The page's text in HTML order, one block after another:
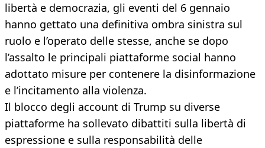
libertà e democrazia, gli eventi del 6 gennaio
hanno gettato una definitiva ombra sinistra sul
ruolo e l’operato delle stesse, anche se dopo
l’assalto le principali piattaforme social hanno
adottato misure per contenere la disinformazione
e l’incitamento alla violenza.
Il blocco degli account di Trump su diverse
piattaforme ha sollevato dibattiti sulla libertà di
espressione e sulla responsabilità delle